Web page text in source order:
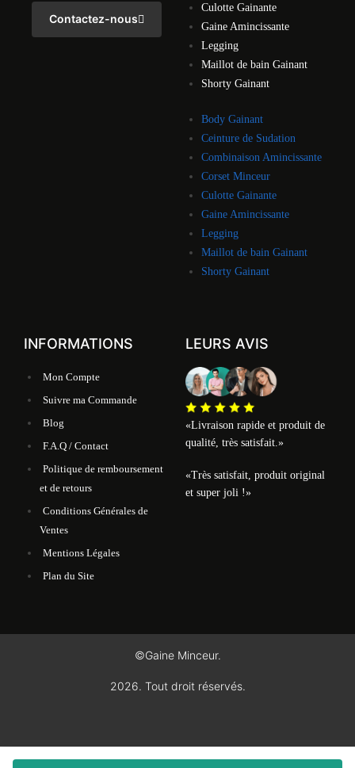
Contactez-nous
Culotte Gainante
Gaine Amincissante
Legging
Maillot de bain Gainant
Shorty Gainant
Body Gainant
Ceinture de Sudation
Combinaison Amincissante
Corset Minceur
Culotte Gainante
Gaine Amincissante
Legging
Maillot de bain Gainant
Shorty Gainant
INFORMATIONS
Mon Compte
Suivre ma Commande
Blog
F.A.Q / Contact
Politique de remboursement
et de retours
Conditions Générales de
Ventes
Mentions Légales
Plan du Site
LEURS AVIS
«Livraison rapide et produit de
qualité, très satisfait.»
«Très satisfait, produit original
et super joli !»
©Gaine Minceur.
2026. Tout droit réservés.